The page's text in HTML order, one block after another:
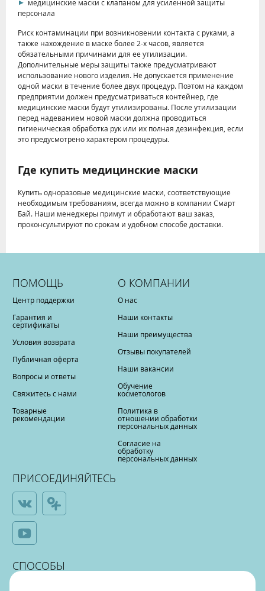
медицинские маски с клапаном для усиленной защиты
персонала
Риск контаминации при возникновении контакта с руками, а
также нахождение в маске более 2-х часов, является
обязательными причинами для ее утилизации.
Дополнительные меры защиты также предусматривают
использование нового изделия. Не допускается применение
одной маски в течение более двух процедур. Поэтом на каждом
предприятии должен предусматриваться контейнер, где
медицинские маски будут утилизированы. После утилизации
перед надеванием новой маски должна проводиться
гигиеническая обработка рук или их полная дезинфекция, если
это предусмотрено характером процедуры.
Где купить медицинские маски
Купить одноразовые медицинские маски, соответствующие
необходимым требованиям, всегда можно в компании Смарт
Бай. Наши менеджеры примут и обработают ваш заказ,
проконсультируют по срокам и удобном способе доставки.
ПОМОЩЬ
Центр поддержки
Гарантия и
сертификаты
Условия возврата
Публичная оферта
Вопросы и ответы
Свяжитесь с нами
Товарные
рекомендации
О КОМПАНИИ
О нас
Наши контакты
Наши преимущества
Отзывы покупателей
Наши вакансии
Обучение
косметологов
Политика в
отношении обработки
персональных данных
Согласие на
обработку
персональных данных
ПРИСОЕДИНЯЙТЕСЬ
СПОСОБЫ
ОПЛАТЫ